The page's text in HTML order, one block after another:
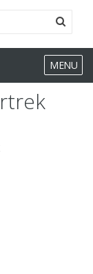
MENU